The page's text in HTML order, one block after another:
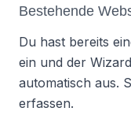
Bestehende
Du hast bereits
ein und der
automatisch aus.
erfassen.